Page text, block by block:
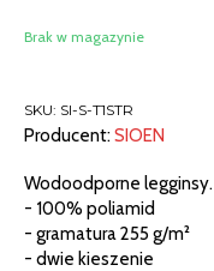
Brak w magazynie
SKU: SI-S-T1STR
Producent:SIOEN
Wodoodporne legginsy.
- 100% poliamid
- gramatura 255 g/m²
- dwie kieszenie